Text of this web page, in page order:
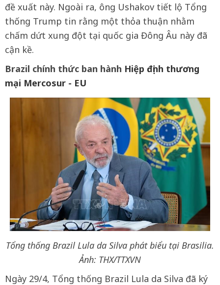
đề xuất này. Ngoài ra, ông Ushakov tiết lộ Tổng
thống Trump tin rằng một thỏa thuận nhằm
chấm dứt xung đột tại quốc gia Đông Âu này đã
cận kề.
Brazil chính thức ban hành Hiệp định thương
mại Mercosur - EU
Tổng thống Brazil Lula da Silva phát biểu tại Brasilia.
Ảnh: THX/TTXVN
Ngày 29/4, Tổng thống Brazil Lula da Silva đã ký